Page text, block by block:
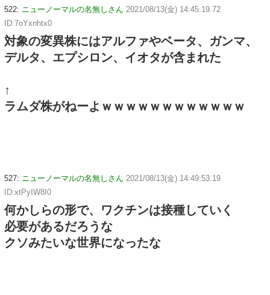
522: ニューノーマルの名無しさん 2021/08/13(金) 14:45:19.72
ID:7oYxnhtx0
対象の変異株にはアルファやベータ、ガンマ、
デルタ、エプシロン、イオタが含まれた
↑
ラムダ株がねーよｗｗｗｗｗｗｗｗｗｗｗｗ
527: ニューノーマルの名無しさん 2021/08/13(金) 14:49:53.19
ID:xtPyIW8I0
何かしらの形で、ワクチンは接種していく
必要があるだろうな
クソみたいな世界になったな